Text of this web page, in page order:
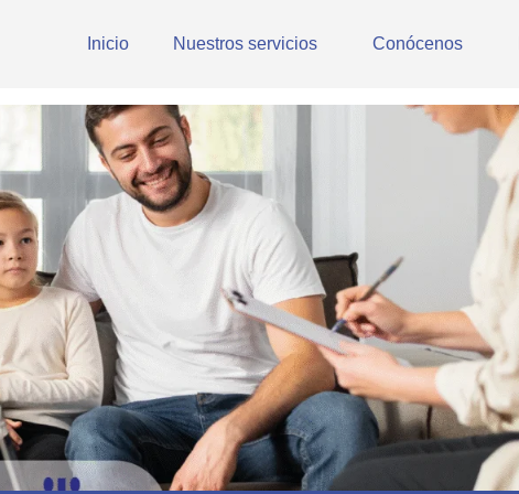
Inicio Nuestros servicios Conócenos